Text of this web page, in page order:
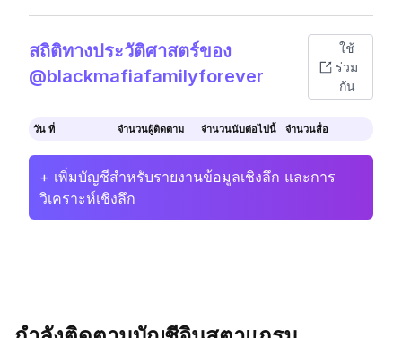
สถิติทางประวัติศาสตร์ของ
@blackmafiafamilyforever
ใช้
ร่วม
กัน
วัน ที่ จำนวนผู้ติดตาม จำนวนนับต่อไปนี้ จำนวนสื่อ
+ เพิ่มบัญชีสำหรับรายงานข้อมูลเชิงลึก และการ
วิเคราะห์เชิงลึก